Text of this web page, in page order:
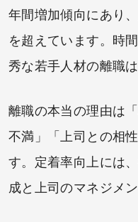
年間増加傾向にあり
を超えています。時
秀な若手人材の離職
離職の本当の理由は
不満」「上司との相
す。定着率向上には
成と上司のマネジメ